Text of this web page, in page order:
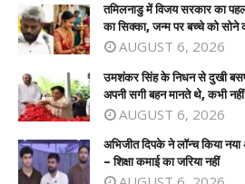
तमिलनाडु में विजय सरकार का
का सिक्का, जन्म पर बच्चे को सोने
AUGUST 6, 2026
उमशंकर सिंह के निधन से दुखी
अपनी सगी बहन मानते थे, कभी नहीं
AUGUST 6, 2026
अभिजीत दिपके ने लॉन्च किया नया
– शिक्षा कमाई का जरिया नहीं